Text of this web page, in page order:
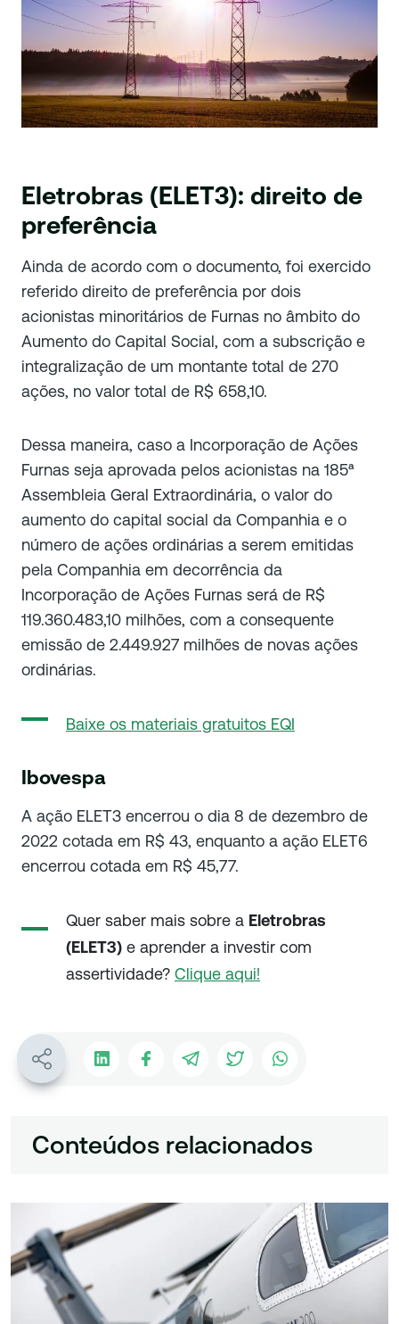
Eletrobras (ELET3): direito de
preferência
Ainda de acordo com o documento, foi exercido
referido direito de preferência por dois
acionistas minoritários de Furnas no âmbito do
Aumento do Capital Social, com a subscrição e
integralização de um montante total de 270
ações, no valor total de R$ 658,10.
Dessa maneira, caso a Incorporação de Ações
Furnas seja aprovada pelos acionistas na 185ª
Assembleia Geral Extraordinária, o valor do
aumento do capital social da Companhia e o
número de ações ordinárias a serem emitidas
pela Companhia em decorrência da
Incorporação de Ações Furnas será de R$
119.360.483,10 milhões, com a consequente
emissão de 2.449.927 milhões de novas ações
ordinárias.
Baixe os materiais gratuitos EQI
Ibovespa
A ação ELET3 encerrou o dia 8 de dezembro de
2022 cotada em R$ 43, enquanto a ação ELET6
encerrou cotada em R$ 45,77.
Quer saber mais sobre a Eletrobras
(ELET3) e aprender a investir com
assertividade? Clique aqui!
Conteúdos relacionados